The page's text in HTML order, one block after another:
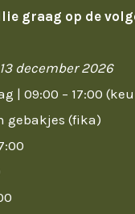
graag op de
december 2026
| 09:00 – 17:00
gebakjes (fika)